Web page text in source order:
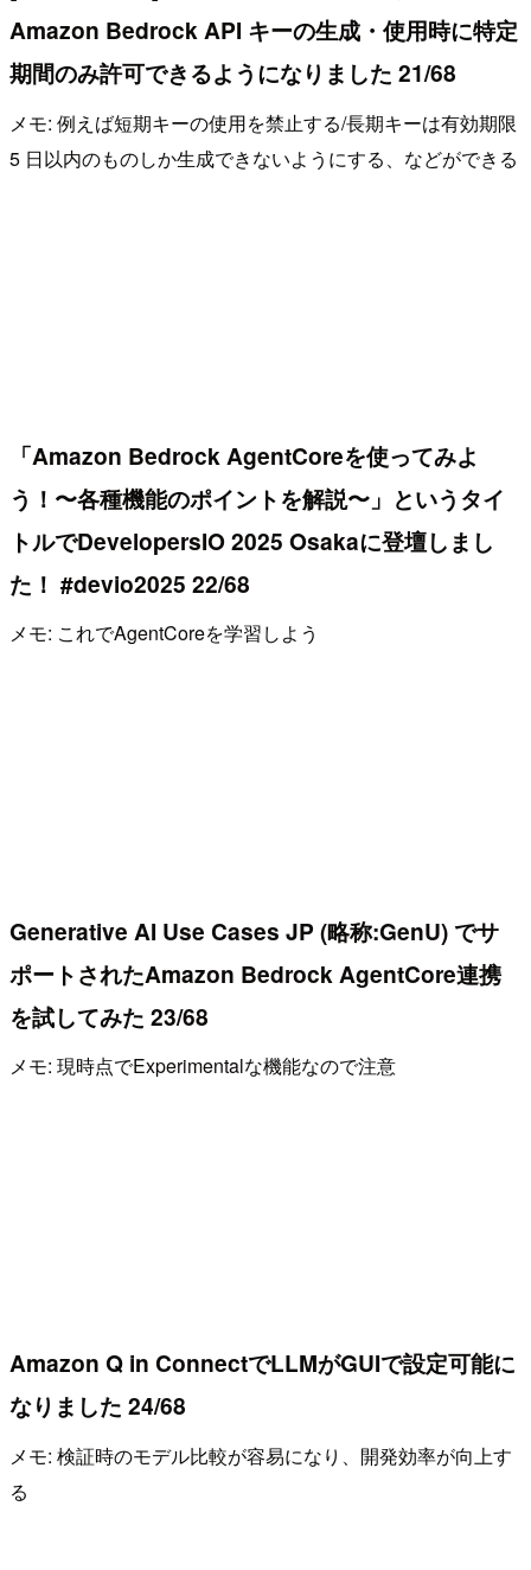
Amazon Bedrock API キーの生成・使用時に特定
期間のみ許可できるようになりました 21/68
メモ: 例えば短期キーの使用を禁止する/長期キーは有効期限
5 日以内のものしか生成できないようにする、などができる
「Amazon Bedrock AgentCoreを使ってみよ
う！〜各種機能のポイントを解説〜」というタイ
トルでDevelopersIO 2025 Osakaに登壇しまし
た！ #devio2025 22/68
メモ: これでAgentCoreを学習しよう
Generative AI Use Cases JP (略称:GenU) でサ
ポートされたAmazon Bedrock AgentCore連携
を試してみた 23/68
メモ: 現時点でExperimentalな機能なので注意
Amazon Q in ConnectでLLMがGUIで設定可能に
なりました 24/68
メモ: 検証時のモデル比較が容易になり、開発効率が向上す
る